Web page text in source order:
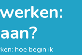
hoe begin ik